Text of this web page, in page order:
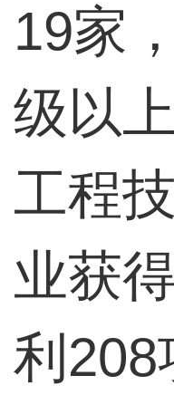
19家
级以
工程
业获
利208